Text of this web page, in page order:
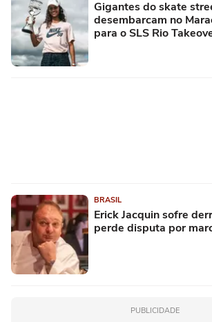
Gigantes do skate
desembarcam no
para o SLS Rio
BRASIL
Erick Jacquin sofre
perde disputa por
PUBLICIDADE